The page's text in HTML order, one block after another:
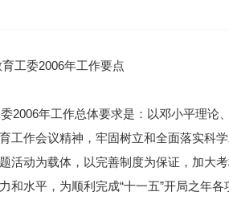
工委2006年工作要点
2006年工作总体要求是：以邓小平理论
工作会议精神，牢固树立和全面落实科
活动为载体，以完善制度为保证，加大
和水平，为顺利完成“十一五”开局之年